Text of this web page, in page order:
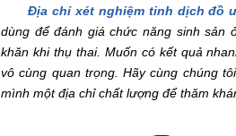
Địa chỉ xét nghiệm tinh dịch đồ
dùng để đánh giá chức năng sinh sản
khăn khi thụ thai. Muốn có kết quả
vô cùng quan trọng. Hãy cùng chúng
mình một địa chỉ chất lượng để thăm